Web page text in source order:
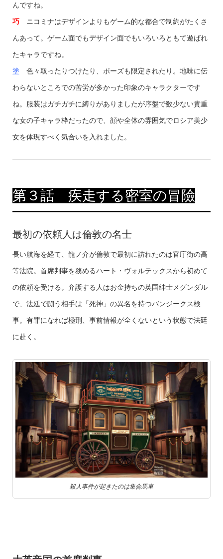
んですね。
巧ニコミナはデザインよりもゲーム的な都合で制約がたくさ
んあって。ゲーム面でもデザイン面でもいろいろともて遊ばれ
たキャラですね。
塗 色々取ったりつけたり、ポーズも限定されたり。地味に伝
わらないところでの苦労が多かった印象のキャラクターです
ね。服装はガチガチに縛りがありましたが序盤で数少ない貴重
な女の子キャラ枠だったので、顔や全体の雰囲気でロシア美少
女を体現すべく気合いを入れました。
第３話 疾走する密室の冒險
最初の依頼人は倫敦の名士
長い航海を経て、龍ノ介が倫敦で最初に訪れたのは官庁街の高
等法院。首席判事を務めるハート・ヴォルテックスから初めて
の依頼を受ける。弁護する人はお金持ちの英国紳士メグンダル
で、法廷で闘う相手は「死神」の異名を持つバンジークス検
事。有罪になれば極刑、事前情報が全くないという状態で法廷
に赴く。
殺人事件が起きたのは集合馬車